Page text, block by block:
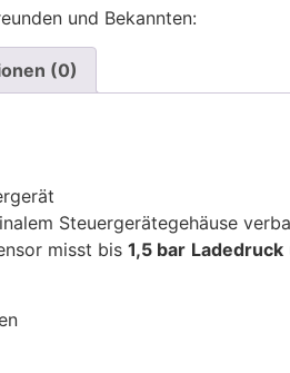
und Bekannten:
(0)
Steuergerätegehäuse
misst bis 1,5 bar Ladedruck